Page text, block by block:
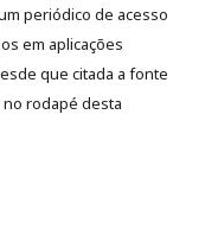
periódico de acesso
em aplicações
que citada a fonte
no rodapé desta